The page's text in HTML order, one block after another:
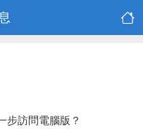
步訪問電腦版？